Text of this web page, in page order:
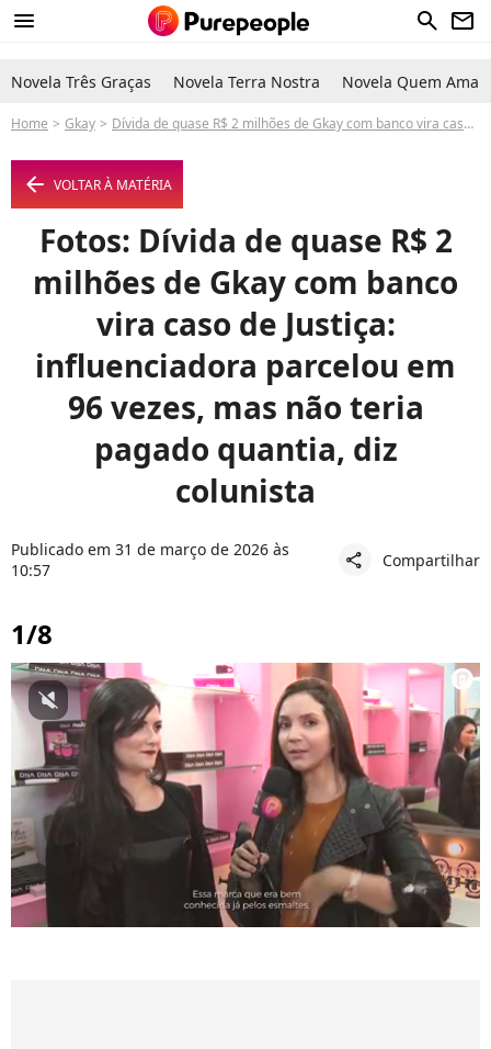
menu search newsletter
Novela Três Graças Novela Terra Nostra Novela Quem Ama
Home Gkay Dívida de quase R$ 2 milhões de Gkay com banco vira caso de Justiça: influenciadora parcelou em 96 vezes, mas não teria pagado quantia, diz colunista
arrow_left VOLTAR À MATÉRIA
Fotos: Dívida de quase R$ 2
milhões de Gkay com banco
vira caso de Justiça:
influenciadora parcelou em
96 vezes, mas não teria
pagado quantia, diz
colunista
Publicado em 31 de março de 2026 às
10:57
share Compartilhar
1/8